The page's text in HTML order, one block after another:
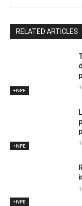
RELATED ARTICLES
+NPE
+NPE
+NPE